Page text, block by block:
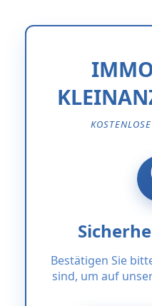
Bestätigen Sie
sind, um auf